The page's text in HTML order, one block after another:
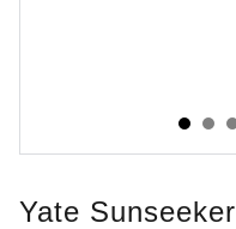
Yate Sunseeker